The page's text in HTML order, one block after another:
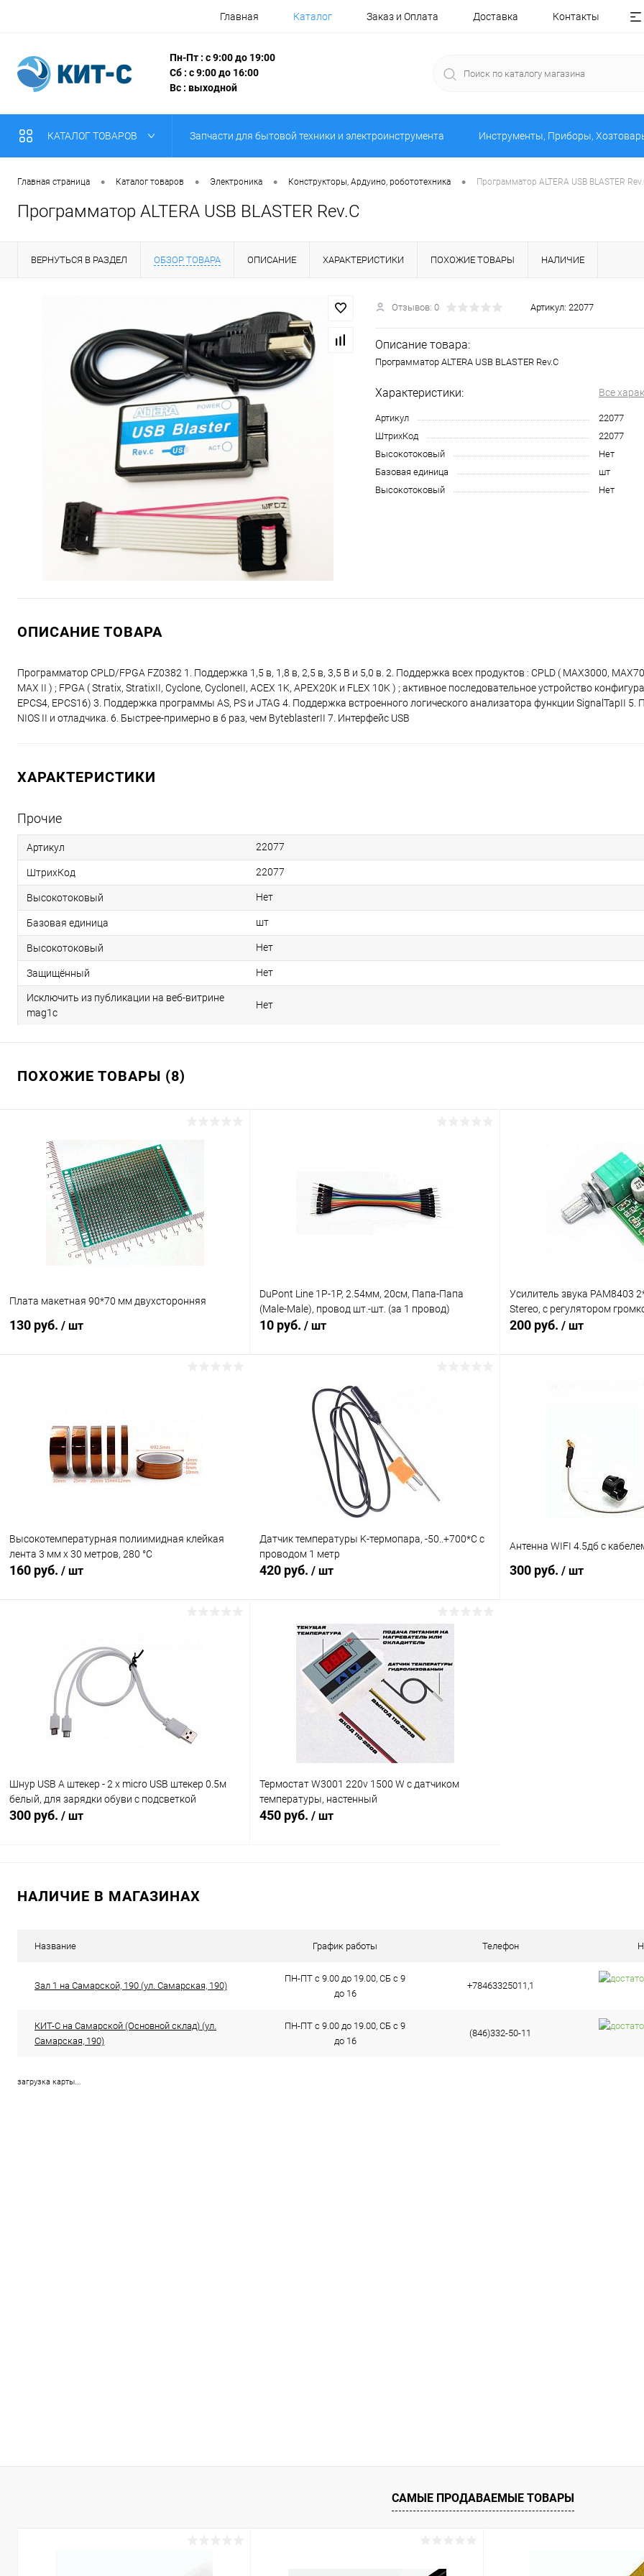
Главная Каталог Заказ и Оплата Доставка Контакты
Пн-Пт : с 9:00 до 19:00
Сб : с 9:00 до 16:00
Вс : выходной
КАТАЛОГ ТОВАРОВ Запчасти для бытовой техники и электроинструмента Инструменты, Приборы,
Главная страница • Каталог товаров • Электроника • Конструкторы, Ардуино, робототехника • Программатор ALTERA USB BLASTER
Программатор ALTERA USB BLASTER Rev.C
ВЕРНУТЬСЯ В РАЗДЕЛ ОБЗОР ТОВАРА ОПИСАНИЕ ХАРАКТЕРИСТИКИ ПОХОЖИЕ ТОВАРЫ НАЛИЧИЕ
Отзывов: 0 Артикул: 22077
Описание товара:
Программатор ALTERA USB BLASTER Rev.C
Характеристики: Все
Артикул
22077
ШтрихКод
22077
Высокотоковый
Нет
Базовая единица
шт
Высокотоковый
Нет
ОПИСАНИЕ ТОВАРА
Программатор CPLD/FPGA FZ0382 1. Поддержка 1,5 в, 1,8 в, 2,5 в, 3,5 В и 5,0 в. 2. Поддержка всех продуктов : CPLD ( MAX3000,
MAX II ) ; FPGA ( Stratix, StratixII, Cyclone, CycloneII, ACEX 1K, APEX20K и FLEX 10K ) ; активное последовательное устройство
EPCS4, EPCS16) 3. Поддержка программы AS, PS и JTAG 4. Поддержка встроенного логического анализатора функции SignalTapII 5.
NIOS II и отладчика. 6. Быстрее-примерно в 6 раз, чем ByteblasterII 7. Интерфейс USB
ХАРАКТЕРИСТИКИ
Прочие
Артикул 22077
ШтрихКод 22077
Высокотоковый Нет
Базовая единица шт
Высокотоковый Нет
Защищённый Нет
Исключить из публикации на веб-витрине
mag1c
Нет
ПОХОЖИЕ ТОВАРЫ (8)
Плата макетная 90*70 мм двухсторонняя
130 руб. / шт
В избранное В наличии (64)
DuPont Line 1P-1P, 2.54мм, 20см, Папа-Папа
(Male-Male), провод шт.-шт. (за 1 провод)
10 руб. / шт
В корзину
Сравнение
В избранное
Усилитель звука PAM8403
Stereo, с регулятором
200 руб. / шт
В
В избранное
Высокотемпературная полиимидная клейкая
лента 3 мм х 30 метров, 280 °C
160 руб. / шт
Сравнение
В избранное
Датчик температуры K-термопара, -50..+700*C с
проводом 1 метр
420 руб. / шт
В корзину
Сравнение
В избранное В наличии (6)
Антенна WIFI 4.5дб с
300 руб. / шт
Шнур USB A штекер - 2 x micro USB штекер 0.5м
белый, для зарядки обуви с подсветкой
300 руб. / шт
Термостат W3001 220v 1500 W с датчиком
температуры, настенный
450 руб. / шт
НАЛИЧИЕ В МАГАЗИНАХ
Название График работы Телефон
Зал 1 на Самарской, 190 (ул. Самарская, 190)
ПН-ПТ с 9.00 до 19.00, СБ с 9
до 16
+78463325011,1
КИТ-С на Самарской (Основной склад) (ул.
Самарская, 190)
ПН-ПТ с 9.00 до 19.00, СБ с 9
до 16
(846)332-50-11
загрузка карты...
САМЫЕ ПРОДАВАЕМЫЕ ТОВАРЫ